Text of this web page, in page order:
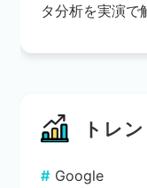
タ分析を実演で
トレ
Google